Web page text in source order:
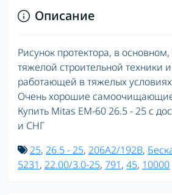
Описание
Рисунок протектора, в
тяжелой строительной техники
работающей в тяжелых
Очень хорошие
Купить Mitas EM-60 26.5 - 25 с
и СНГ
25, 26.5 - 25, 206A2/192B,
5231, 22.00/3.0-25, 791, 45, 10000